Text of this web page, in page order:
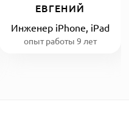
ЕВГЕНИЙ
Инженер iPhone, iPad
опыт работы 9 лет